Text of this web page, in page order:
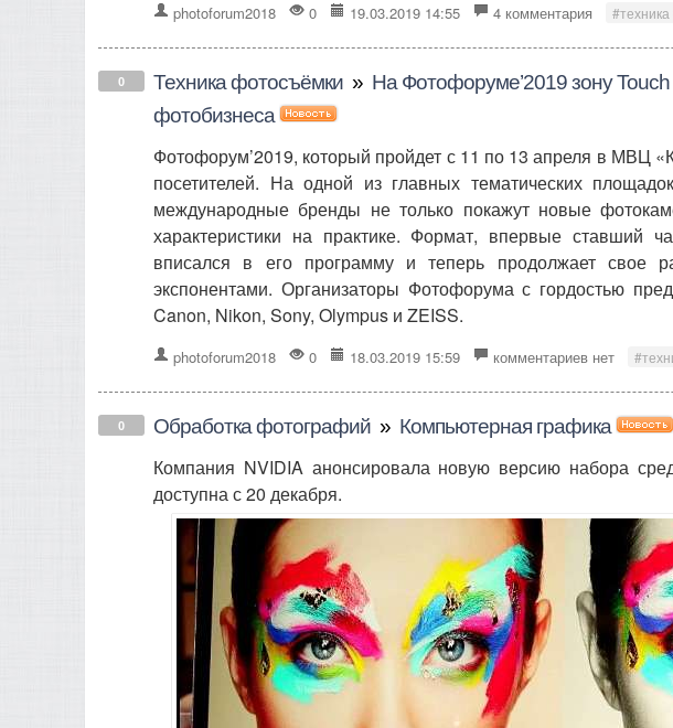
photoforum2018 0 19.03.2019 14:55 4 комментария
0 Техника фотосъёмки » На Фотофоруме’2019 зону
фотобизнеса
Фотофорум’2019, который пройдет с 11 по 13 апреля в МВЦ
посетителей. На одной из главных тематических
международные бренды не только покажут новые
характеристики на практике. Формат, впервые ставший
вписался в его программу и теперь продолжает свое
экспонентами. Организаторы Фотофорума с гордостью
Canon, Nikon, Sony, Olympus и ZEISS.
photoforum2018 0 18.03.2019 15:59 комментариев нет
0 Обработка фотографий » Компьютерная графика
Компания NVIDIA анонсировала новую версию набора
доступна с 20 декабря.